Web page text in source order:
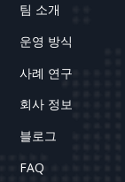
팀 소개
운영 방식
사례 연구
회사 정보
블로그
FAQ